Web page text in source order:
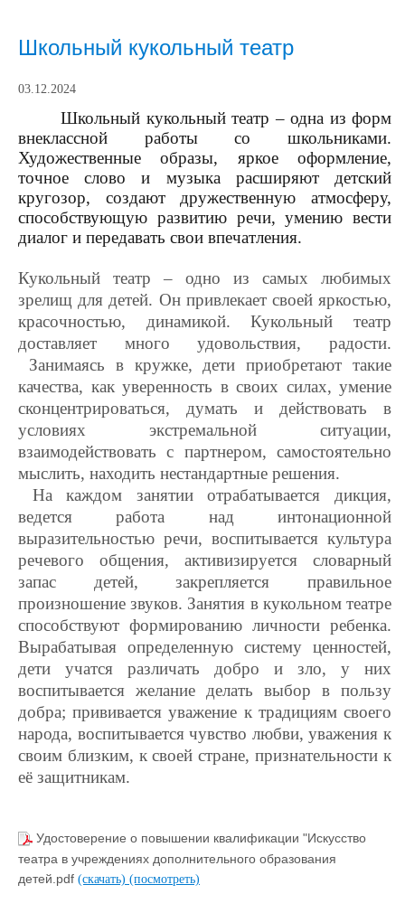
Школьный кукольный театр
03.12.2024
Школьный кукольный театр – одна из форм
внеклассной работы со школьниками.
Художественные образы, яркое оформление,
точное слово и музыка расширяют детский
кругозор, создают дружественную атмосферу,
способствующую развитию речи, умению вести
диалог и передавать свои впечатления.
Кукольный театр – одно из самых любимых
зрелищ для детей. Он привлекает своей яркостью,
красочностью, динамикой. Кукольный театр
доставляет много удовольствия, радости.
Занимаясь в кружке, дети приобретают такие
качества, как уверенность в своих силах, умение
сконцентрироваться, думать и действовать в
условиях экстремальной ситуации,
взаимодействовать с партнером, самостоятельно
мыслить, находить нестандартные решения.
На каждом занятии отрабатывается дикция,
ведется работа над интонационной
выразительностью речи, воспитывается культура
речевого общения, активизируется словарный
запас детей, закрепляется правильное
произношение звуков. Занятия в кукольном театре
способствуют формированию личности ребенка.
Вырабатывая определенную систему ценностей,
дети учатся различать добро и зло, у них
воспитывается желание делать выбор в пользу
добра; прививается уважение к традициям своего
народа, воспитывается чувство любви, уважения к
своим близким, к своей стране, признательности к
её защитникам.
Удостоверение о повышении квалификации "Искусство
театра в учреждениях дополнительного образования
детей.pdf (скачать) (посмотреть)